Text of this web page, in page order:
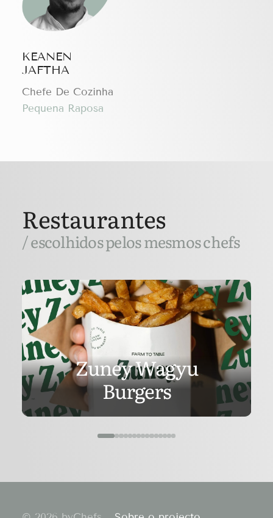
KEANEN
JAFTHA
Chefe De Cozinha
Pequena Raposa
Restaurantes
/ escolhidos pelos mesmos chefs
Zuney Wagyu
Burgers